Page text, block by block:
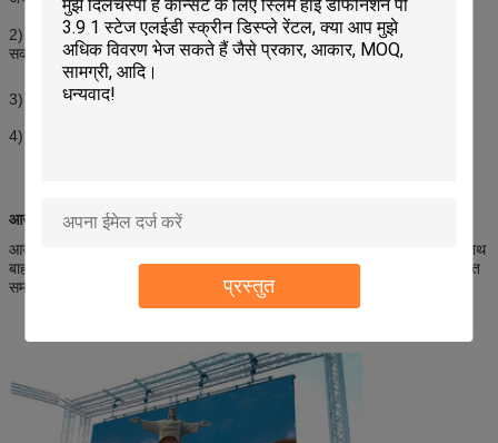
प्रस्तुत
2) उच्च चमक, हम पर्यावरण का उपयोग करके चमक को अलग-अलग समायोजित कर
सकते हैं।
3) उच्च ग्रे स्तर 12-14 बिट।आपको अधिक रंगीन चित्र और वीडियो दिखाए जाएंगे।
4) प्रवेश सुरक्षा: IP65।यह अत्यधिक मौसम में सामान्य रूप से काम कर सकता है।
आउटडोर किराये की एलईडी स्क्रीन का अनुप्रयोग
आउटडोर रेंटल एलईडी स्क्रीन उच्च चमक, उच्च परिभाषा, जलरोधक और पोर्टेबल के साथ
बाहरी परिस्थितियों के लिए विशेष डिजाइन है। यह व्यापक रूप से आउटडोर फिल्मों, संगीत
समारोह, संगीत समारोह, ड्राइव-इन सिनेमा और इतने पर उपयोग किया जाता है।